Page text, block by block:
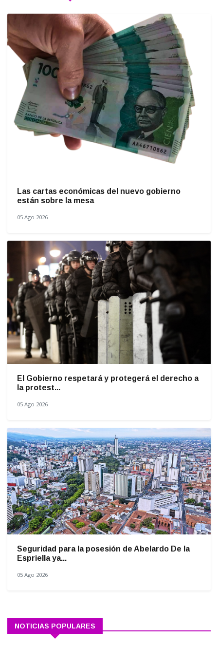
Las cartas económicas del nuevo gobierno
están sobre la mesa
05 Ago 2026
El Gobierno respetará y protegerá el derecho a
la protest...
05 Ago 2026
Seguridad para la posesión de Abelardo De la
Espriella ya...
05 Ago 2026
NOTICIAS POPULARES